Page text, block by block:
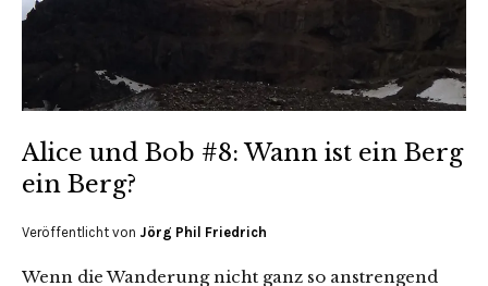
Alice und Bob #8: Wann ist ein Berg
ein Berg?
Veröffentlicht von Jörg Phil Friedrich
Wenn die Wanderung nicht ganz so anstrengend